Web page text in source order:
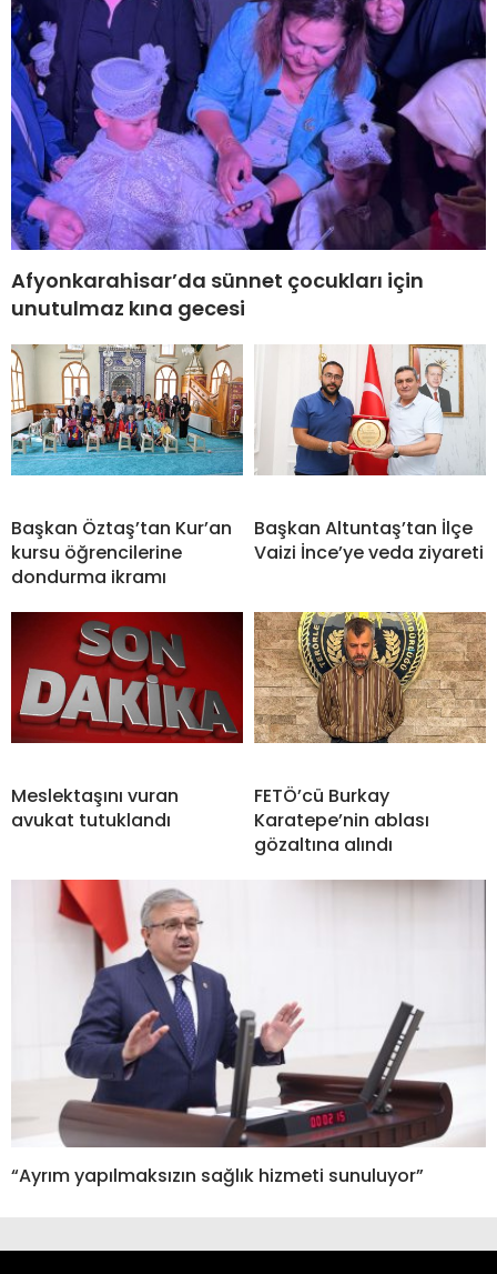
Afyonkarahisar’da sünnet çocukları için
unutulmaz kına gecesi
Başkan Öztaş’tan Kur’an
kursu öğrencilerine
dondurma ikramı
Başkan Altuntaş’tan İlçe
Vaizi İnce’ye veda ziyareti
Meslektaşını vuran
avukat tutuklandı
FETÖ’cü Burkay
Karatepe’nin ablası
gözaltına alındı
“Ayrım yapılmaksızın sağlık hizmeti sunuluyor”